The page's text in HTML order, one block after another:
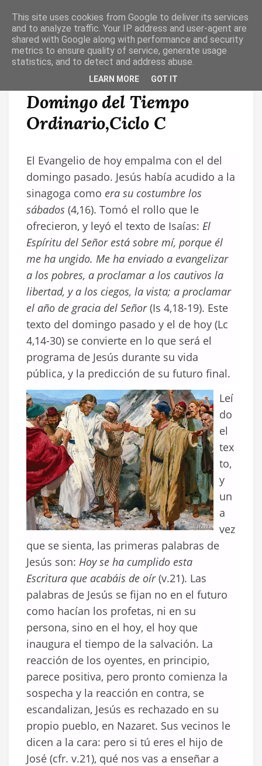
T
O
G
Meditación escrita del IV
Domingo del Tiempo
Ordinario,Ciclo C
El Evangelio de hoy empalma con el del
domingo pasado. Jesús había acudido a la
sinagoga como era su costumbre los
sábados (4,16). Tomó el rollo que le
ofrecieron, y leyó el texto de Isaías: El
Espíritu del Señor está sobre mí, porque él
me ha ungido. Me ha enviado a evangelizar
a los pobres, a proclamar a los cautivos la
libertad, y a los ciegos, la vista; a proclamar
el año de gracia del Señor(Is 4,18-19). Este
texto del domingo pasado y el de hoy (Lc
4,14-30) se convierte en lo que será el
programa de Jesús durante su vida
pública, y la predicción de su futuro final.
Leí
do
el
tex
to,
y
un
a
vez
que se sienta, las primeras palabras de
Jesús son: Hoy se ha cumplido esta
Escritura que acabáis de oír(v.21). Las
palabras de Jesús se fijan no en el futuro
como hacían los profetas, ni en su
persona, sino en el hoy, el hoy que
inaugura el tiempo de la salvación. La
reacción de los oyentes, en principio,
parece positiva, pero pronto comienza la
sospecha y la reacción en contra, se
escandalizan, Jesús es rechazado en su
propio pueblo, en Nazaret. Sus vecinos le
dicen a la cara: pero si tú eres el hijo de
José (cfr. v.21), qué nos vas a enseñar a
This site uses cookies from Google to deliver its services
and to analyze traffic. Your IP address and user-agent are
shared with Google along with performance and security
metrics to ensure quality of service, generate usage
statistics, and to detect and address abuse.
LEARN MORE GOT IT